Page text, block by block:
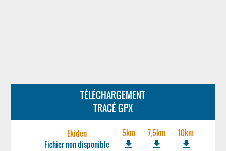
TÉLÉCHARGEMENT
TRACÉ GPX
Ekiden
Fichier non disponible
5km
file_download
7,5km
file_download
10km
file_download